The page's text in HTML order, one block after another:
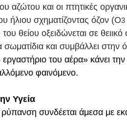
αζώτου και οι πτητικές
ήλιου σχηματίζοντας όζον (Ο3
του θείου οξειδώνεται σε
και συμβάλλει στην
του αέρα» κάνει
φαινόμενο.
Υγεία
συνδέεται άμεσα με